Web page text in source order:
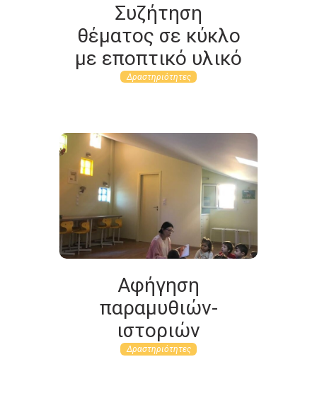
Συζήτηση
θέματος σε κύκλο
με εποπτικό υλικό
Δραστηριότητες
Αφήγηση
παραμυθιών-
ιστοριών
Δραστηριότητες